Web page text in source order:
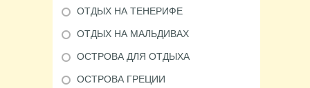
ОТДЫХ НА ТЕНЕРИФЕ
ОТДЫХ НА МАЛЬДИВАХ
ОСТРОВА ДЛЯ ОТДЫХА
ОСТРОВА ГРЕЦИИ